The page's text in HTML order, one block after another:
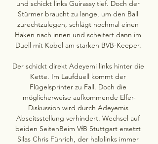
und schickt links Guirassy tief. Doch der
Stürmer braucht zu lange, um den Ball
zurechtzulegen, schlägt nochmal einen
Haken nach innen und scheitert dann im
Duell mit Kobel am starken BVB-Keeper.
Der schickt direkt Adeyemi links hinter die
Kette. Im Laufduell kommt der
Flügelsprinter zu Fall. Doch die
möglicherweise aufkommende Elfer-
Diskussion wird durch Adeyemis
Abseitsstellung verhindert. Wechsel auf
beiden SeitenBeim VfB Stuttgart ersetzt
Silas Chris Führich, der halblinks immer